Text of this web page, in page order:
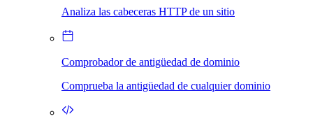
Analiza las cabeceras HTTP de un sitio
Comprobador de antigüedad de dominio
Comprueba la antigüedad de cualquier dominio